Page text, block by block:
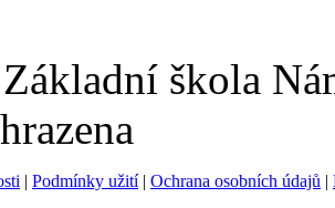
škola
| Podmínky užití| Ochrana osobních údajů |